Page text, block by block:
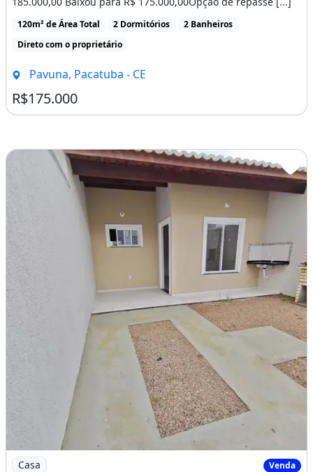
120m² de Área Total 2 Dormitórios
2 Banheiros
Direto com o proprietário
Pavuna, Pacatuba - CE
R$175.000
Imagem: Imóvel para Venda Tem 90M² com 3 Quartos
Casa Venda